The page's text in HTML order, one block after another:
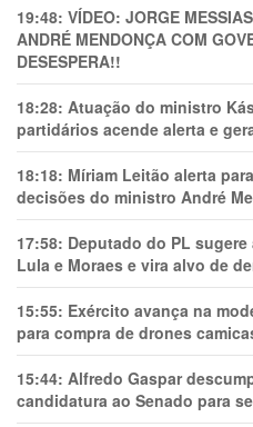
19:48: VÍDEO: JORGE
ANDRÉ MENDONÇA COM
DESESPERA!!
18:28: Atuação do ministro
partidários acende alerta e
18:18: Míriam Leitão alerta
decisões do ministro André
17:58: Deputado do PL
Lula e Moraes e vira alvo de
15:55: Exército avança na
para compra de drones
15:44: Alfredo Gaspar
candidatura ao Senado para